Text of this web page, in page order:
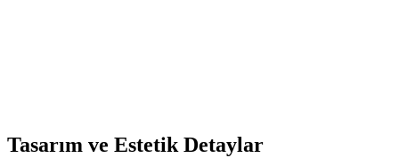
Tasarım ve Estetik Detaylar